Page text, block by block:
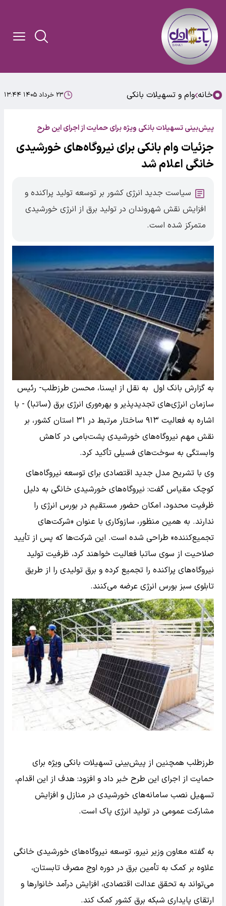
خانه وام و تسهیلات بانکی ۲۳ خرداد ۱۴۰۵ ۱۳:۴۴
پیش‌بینی تسهیلات بانکی ویژه برای حمایت از اجرای این طرح
جزئیات وام بانکی برای نیروگاه‌های خورشیدی
خانگی اعلام شد
سیاست جدید انرژی کشور بر توسعه تولید پراکنده و
افزایش نقش شهروندان در تولید برق از انرژی خورشیدی
متمرکز شده است.
به گزارش بانک اول به نقل از ایسنا، محسن طرزطلب- رئیس
سازمان انرژی‌های تجدیدپذیر و بهره‌وری انرژی برق (ساتبا) - با
اشاره به فعالیت ۹۱۳ ساختار مرتبط در ۳۱ استان کشور، بر
نقش مهم نیروگاه‌های خورشیدی پشت‌بامی در کاهش
وابستگی به سوخت‌های فسیلی تأکید کرد.
وی با تشریح مدل جدید اقتصادی برای توسعه نیروگاه‌های
کوچک مقیاس گفت: نیروگاه‌های خورشیدی خانگی به دلیل
ظرفیت محدود، امکان حضور مستقیم در بورس انرژی را
ندارند. به همین منظور، سازوکاری با عنوان «شرکت‌های
تجمیع‌کننده» طراحی شده است. این شرکت‌ها که پس از تأیید
صلاحیت از سوی ساتبا فعالیت خواهند کرد، ظرفیت تولید
نیروگاه‌های پراکنده را تجمیع کرده و برق تولیدی را از طریق
تابلوی سبز بورس انرژی عرضه می‌کنند.
طرزطلب همچنین از پیش‌بینی تسهیلات بانکی ویژه برای
حمایت از اجرای این طرح خبر داد و افزود: هدف از این اقدام،
تسهیل نصب سامانه‌های خورشیدی در منازل و افزایش
مشارکت عمومی در تولید انرژی پاک است.
به گفته معاون وزیر نیرو، توسعه نیروگاه‌های خورشیدی خانگی
علاوه بر کمک به تأمین برق در دوره اوج مصرف تابستان،
می‌تواند به تحقق عدالت اقتصادی، افزایش درآمد خانوارها و
ارتقای پایداری شبکه برق کشور کمک کند.